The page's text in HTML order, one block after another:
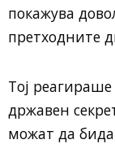
покажува
претходните
Тој
државен
можат да